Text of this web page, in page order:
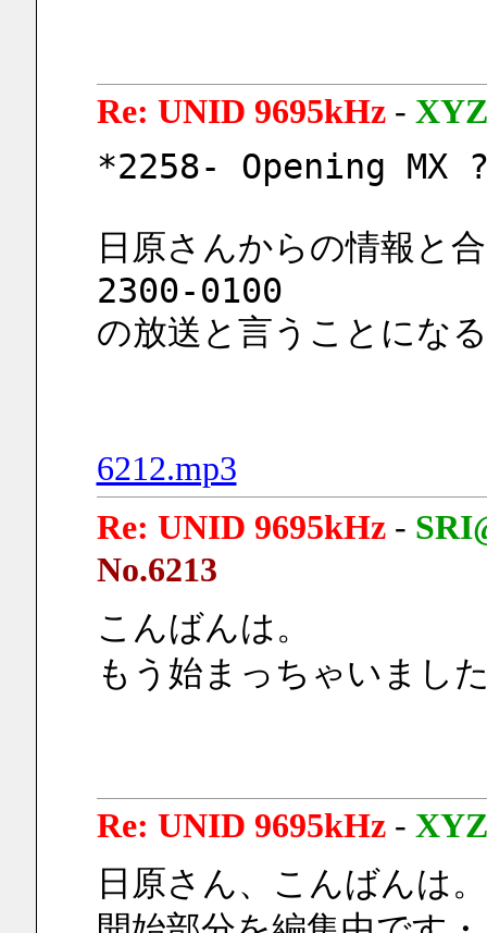
Re: UNID 9695kHz- XYZ
*2258- Opening
日原さんからの情報と
2300-0100
の放送と言うことにな
6212.mp3
Re: UNID 9695kHz-
No.6213
こんばんは。
もう始まっちゃいまし
Re: UNID 9695kHz- XYZ
日原さん、こんばんは